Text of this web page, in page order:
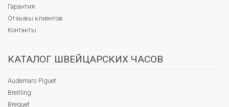
Гарантия
Отзывы клиентов
Контакты
КАТАЛОГ ШВЕЙЦАРСКИХ ЧАСОВ
Audemars Piguet
Breitling
Breguet